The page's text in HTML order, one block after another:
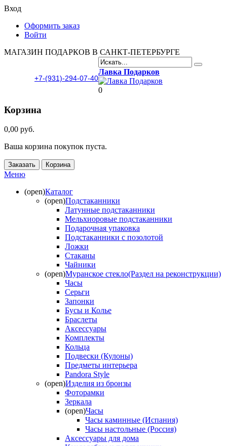
Вход
Оформить заказ
Войти
МАГАЗИН ПОДАРКОВ В САНКТ-ПЕТЕРБУРГЕ
+7-(931)-294-07-40
Лавка Подарков
0
Корзина
0,00 руб.
Ваша корзина покупок пуста.
Заказать Корзина
Меню
(open)Каталог
(open)Подстаканники
Латунные подстаканники
Мельхиоровые подстаканники
Подарочная упаковка
Подстаканники с позолотой
Ложки
Стаканы
Чайники
(open)Муранское стекло(Раздел на реконструкции)
Часы
Серьги
Запонки
Бусы и Колье
Браслеты
Аксессуары
Комплекты
Кольца
Подвески (Кулоны)
Предметы интерьера
Pandora Style
(open)Изделия из бронзы
Фоторамки
Зеркала
(open)Часы
Часы каминные (Испания)
Часы настольные (Россия)
Аксессуары для дома